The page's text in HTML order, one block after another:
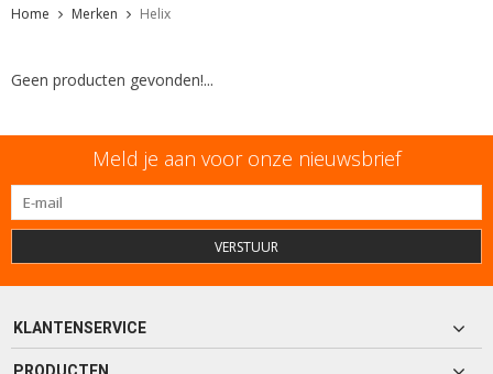
Home Merken Helix
Geen producten gevonden!...
Meld je aan voor onze nieuwsbrief
VERSTUUR
KLANTENSERVICE
PRODUCTEN